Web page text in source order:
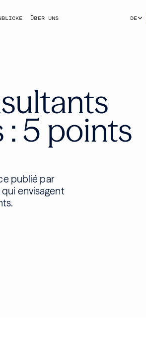
ÜBER UNS DE
5 points
publié par
envisagent